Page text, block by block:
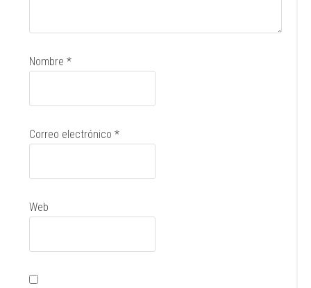
Nombre*
Correo electrónico*
Web